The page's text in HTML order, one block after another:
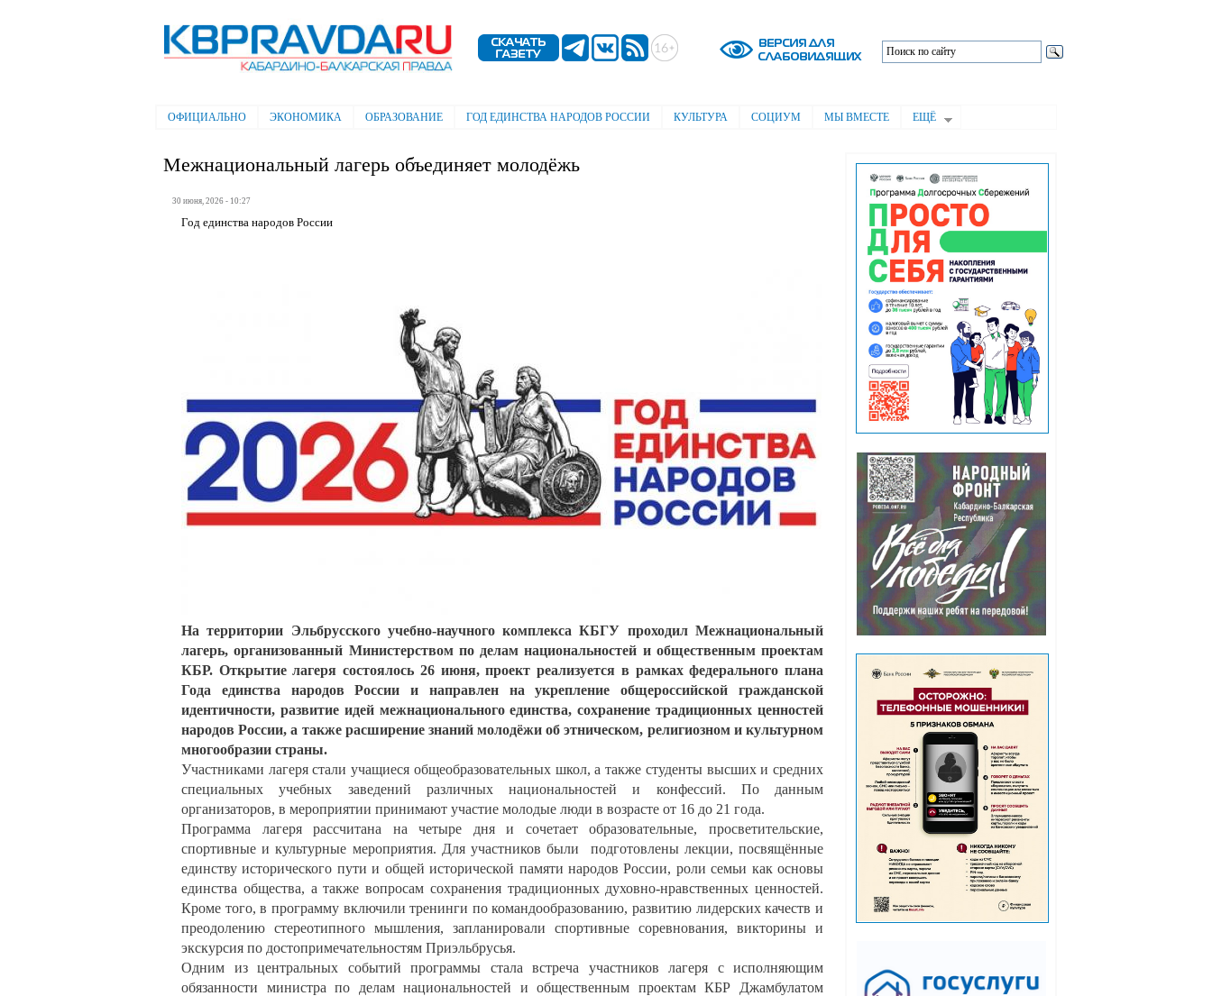
содержанию
Электронная газета "Кабардино-
Балкарская правда"
Главное меню
ОФИЦИАЛЬНО ЭКОНОМИКА ОБРАЗОВАНИЕ ГОД ЕДИНСТВА НАРОДОВ РОССИИ КУЛЬТУРА СОЦИУМ МЫ ВМЕСТЕ ЕЩЁ
Межнациональный лагерь объединяет молодёжь
30 июня, 2026 - 10:27
Год единства народов России
На территории Эльбрусского учебно-научного комплекса КБГУ проходил Межнациональный
лагерь, организованный Министерством по делам национальностей и общественным проектам
КБР. Открытие лагеря состоялось 26 июня, проект реализуется в рамках федерального плана
Года единства народов России и направлен на укрепление общероссийской гражданской
идентичности, развитие идей межнационального единства, сохранение традиционных ценностей
народов России, а также расширение знаний молодёжи об этническом, религиозном и культурном
многообразии страны.
Участниками лагеря стали учащиеся общеобразовательных школ, а также студенты высших и средних
специальных учебных заведений различных национальностей и конфессий. По данным
организаторов, в мероприятии принимают участие молодые люди в возрасте от 16 до 21 года.
Программа лагеря рассчитана на четыре дня и сочетает образовательные, просветительские,
спортивные и культурные мероприятия. Для участников были подготовлены лекции, посвящённые
единству исторического пути и общей исторической памяти народов России, роли семьи как основы
единства общества, а также вопросам сохранения традиционных духовно-нравственных ценностей.
Кроме того, в программу включили тренинги по командообразованию, развитию лидерских качеств и
преодолению стереотипного мышления, запланировали спортивные соревнования, викторины и
экскурсия по достопримечательностям Приэльбрусья.
Одним из центральных событий программы стала встреча участников лагеря с исполняющим
обязанности министра по делам национальностей и общественным проектам КБР Джамбулатом